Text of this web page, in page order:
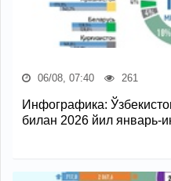
06/08, 07:40 261
Инфографика:
билан 2026 йил январь-